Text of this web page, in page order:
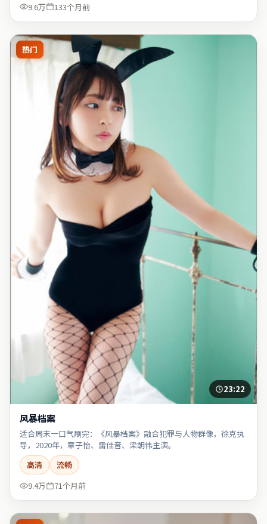
9.6万
133个月前
热门
23:22
风暴档案
适合周末一口气刷完：《风暴档案》融合犯罪与人物群像，徐克执
导，2020年，章子怡、雷佳音、梁朝伟主演。
高清
流畅
9.4万
71个月前